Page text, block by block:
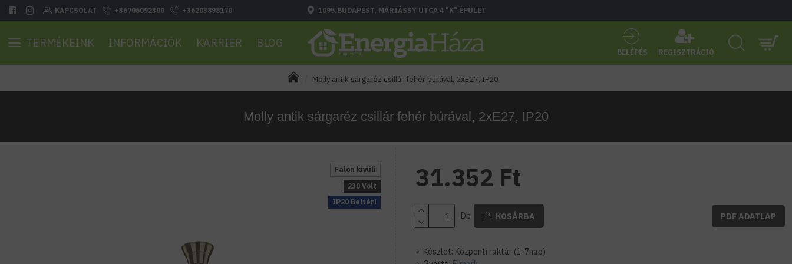
KAPCSOLAT +36706092300 +36203898170 1095.BUDAPEST, MÁRIÁSSY UTCA 4 "K" ÉPÜLET
TERMÉKEINK INFORMÁCIÓK KARRIER BLOG
BELÉPÉS REGISZTRÁCIÓ
Molly antik sárgaréz csillár fehér búrával, 2xE27, IP20
Molly antik sárgaréz csillár fehér búrával, 2xE27, IP20
Falon kívüli
IP20 Beltéri
230 Volt
Készlet: Központi raktár (1-7nap)
31.352 Ft
Db KOSÁRBA PDF ADATLAP